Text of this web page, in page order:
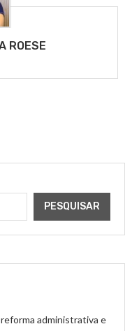
ROESE
PESQUISAR
administrativa e